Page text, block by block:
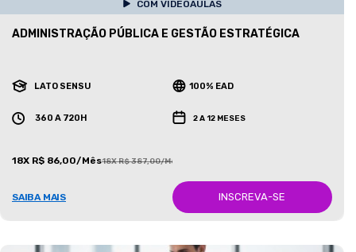
COM VIDEOAULAS
ADMINISTRAÇÃO PÚBLICA E GESTÃO ESTRATÉGICA
LATO SENSU 100% EAD
360 A 720H 2 A 12 MESES
18X R$ 86,00/Mês18X R$ 387,00/Mês
SAIBA MAIS INSCREVA-SE